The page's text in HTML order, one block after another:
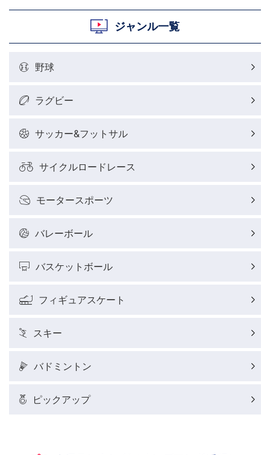
ジャンル一覧
野球
ラグビー
サッカー&フットサル
サイクルロードレース
モータースポーツ
バレーボール
バスケットボール
フィギュアスケート
スキー
バドミントン
ピックアップ